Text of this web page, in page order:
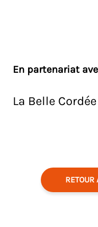
En partenariat
La Belle